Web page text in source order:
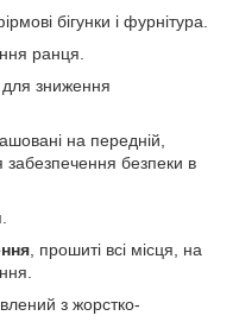
бігунки і фурнітура.
ранця.
, для зниження
на передній,
забезпечення безпеки в
, прошиті всі місця, на
з жорстко-